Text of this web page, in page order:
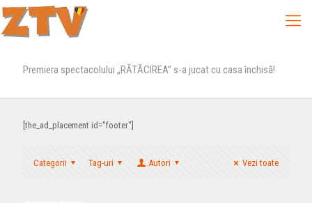
Premiera spectacolului „RĂTĂCIREA” s-a jucat cu casa închisă!
[the_ad_placement id="footer"]
Categorii Tag-uri Autori Vezi toate